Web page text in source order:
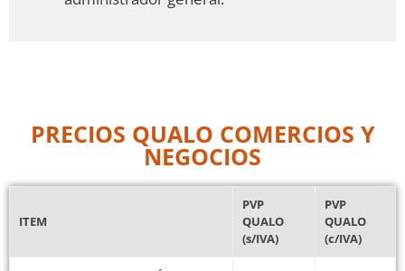
NEGOCIOS
PVP
QUALO
(s/IVA)
PVP
QUALO
(c/IVA)
ALTA y CONFIGURACIÓN Cuenta